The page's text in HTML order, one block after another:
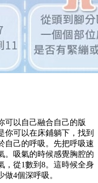
可以自己融合自己的版
你可以在床鋪躺下，找到
自己的呼吸。先把呼吸速
。吸氣的時候感覺胸腔的
，從1數到8。這時候全身
4個深呼吸。